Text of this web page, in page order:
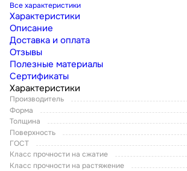
Все характеристики
Характеристики
Описание
Доставка и оплата
Отзывы
Полезные материалы
Сертификаты
Характеристики
Производитель
Форма
Толщина
Поверхность
ГОСТ
Класс прочности на сжатие
Класс прочности на растяжение